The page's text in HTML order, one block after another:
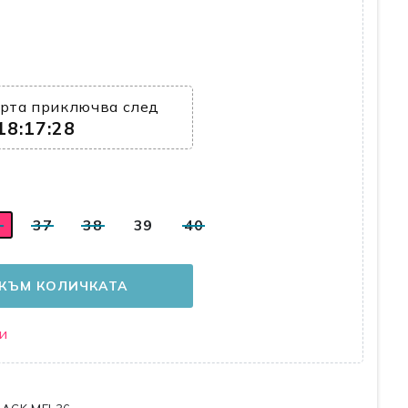
приключва след
37 38 39 40
КОЛИЧКАТА